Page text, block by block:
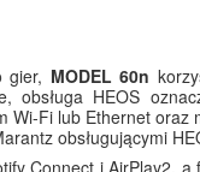
gier, MODEL 60n
obsługa HEOS
Fi lub Ethernet oraz
obsługującymi